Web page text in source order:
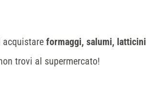
acquistareformaggi, salumi, latticini
trovi al supermercato!